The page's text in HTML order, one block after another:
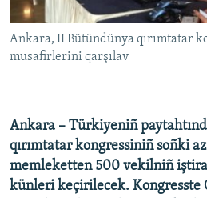
QOŞULIÑIZ!
Ankara, II Bütündünya qırımtatar
musafirlerini qarşılav
Ankara – Türkiyeniñ
qırımtatar kongressiniñ soñki
memleketten 500 vekilniñ
künleri keçirilecek. Kongresste